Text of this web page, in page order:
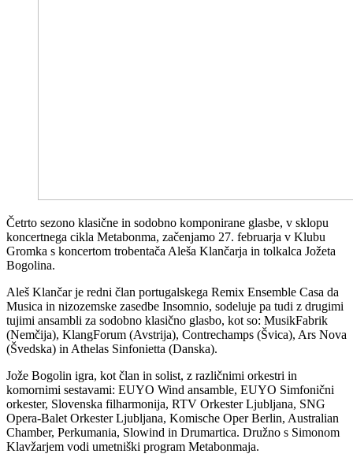
Četrto sezono klasične in sodobno komponirane glasbe, v sklopu
koncertnega cikla Metabonma, začenjamo 27. februarja v Klubu
Gromka s koncertom trobentača Aleša Klančarja in tolkalca Jožeta
Bogolina.
Aleš Klančar je redni član portugalskega Remix Ensemble Casa da
Musica in nizozemske zasedbe Insomnio, sodeluje pa tudi z drugimi
tujimi ansambli za sodobno klasično glasbo, kot so: MusikFabrik
(Nemčija), KlangForum (Avstrija), Contrechamps (Švica), Ars Nova
(Švedska) in Athelas Sinfonietta (Danska).
Jože Bogolin igra, kot član in solist, z različnimi orkestri in
komornimi sestavami: EUYO Wind ansamble, EUYO Simfonični
orkester, Slovenska filharmonija, RTV Orkester Ljubljana, SNG
Opera-Balet Orkester Ljubljana, Komische Oper Berlin, Australian
Chamber, Perkumania, Slowind in Drumartica. Družno s Simonom
Klavžarjem vodi umetniški program Metabonmaja.